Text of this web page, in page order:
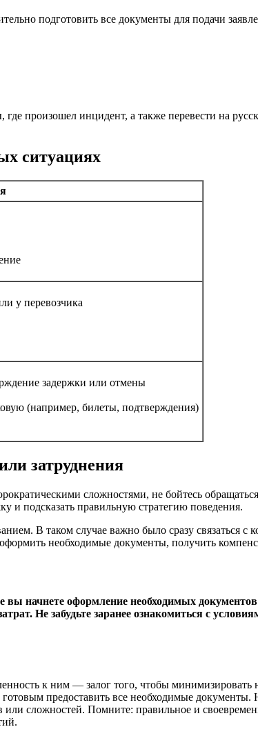
подготовить все документы для подачи
произошел инцидент, а также перевести на
ситуациях
у перевозчика
задержки или отмены
(например, билеты, подтверждения)
затруднения
сложностями, не бойтесь
и подсказать правильную стратегию поведения.
В таком случае важно было сразу связаться с
необходимые документы, получить
начнете оформление необходимых
Не забудьте заранее ознакомиться с
к ним — залог того, чтобы
предоставить все необходимые
сложностей. Помните: правильное и